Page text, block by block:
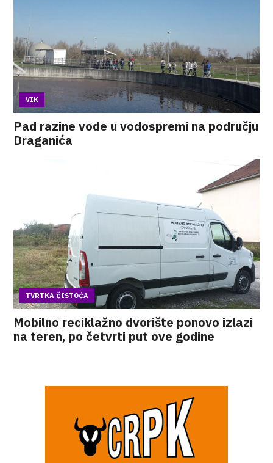
VIK
Pad razine vode u vodospremi na području
Draganića
TVRTKA ČISTOĆA
Mobilno reciklažno dvorište ponovo izlazi
na teren, po četvrti put ove godine